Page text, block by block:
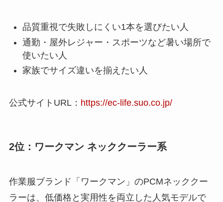
品質重視で失敗しにくい1本を選びたい人
通勤・屋外レジャー・スポーツなど暑い場所で
使いたい人
家族でサイズ違いを揃えたい人
公式サイトURL： https://ec-life.suo.co.jp/
2位：ワークマン ネッククーラー系
作業服ブランド「ワークマン」のPCMネッククー
ラーは、低価格と実用性を両立した人気モデルで